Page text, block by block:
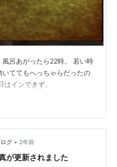
呂あがったら22時。 若い時
ててもへっちゃらだったの
インできず。
グ • 2年前
が更新されました